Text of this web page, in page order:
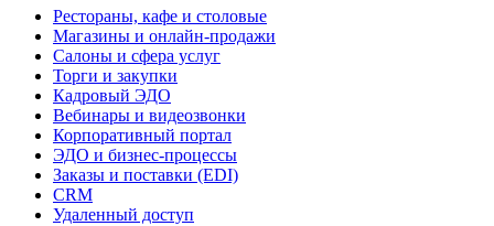
Рестораны, кафе и столовые
Магазины и онлайн-продажи
Салоны и сфера услуг
Торги и закупки
Кадровый ЭДО
Вебинары и видеозвонки
Корпоративный портал
ЭДО и бизнес-процессы
Заказы и поставки (EDI)
CRM
Удаленный доступ